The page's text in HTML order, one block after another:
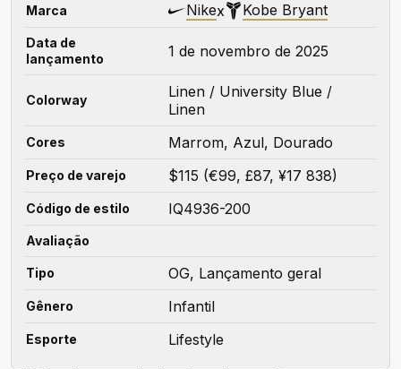
Marca Nikex Kobe Bryant
Data de
lançamento
1 de novembro de 2025
Colorway
Linen / University Blue /
Linen
Cores Marrom, Azul, Dourado
Preço de varejo $115 (€99, £87, ¥17 838)
Código de estilo IQ4936-200
Avaliação
Tipo OG, Lançamento geral
Gênero Infantil
Esporte Lifestyle